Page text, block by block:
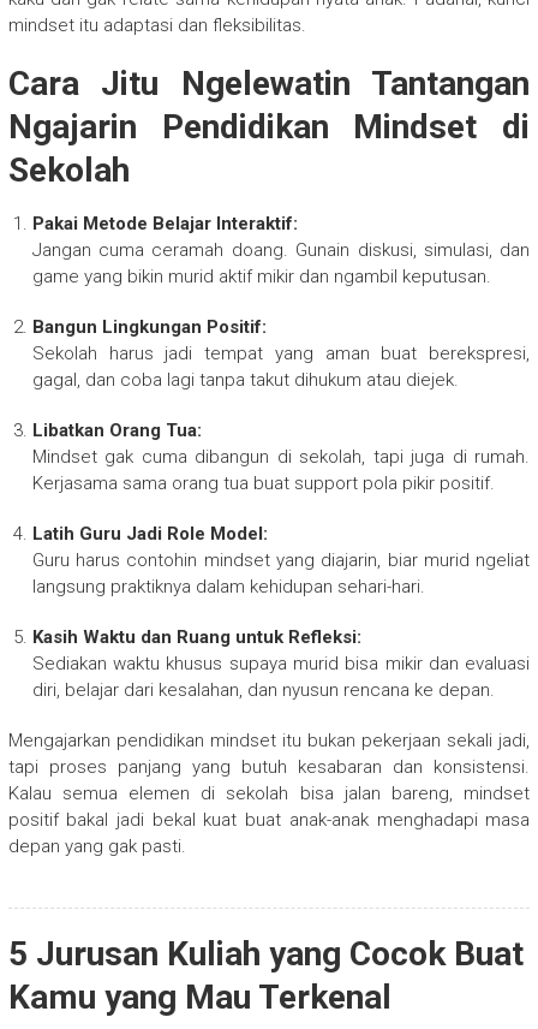
mindset itu adaptasi dan fleksibilitas.
Cara Jitu Ngelewatin Tantangan
Ngajarin Pendidikan Mindset di
Sekolah
Pakai Metode Belajar Interaktif:
Jangan cuma ceramah doang. Gunain diskusi, simulasi, dan
game yang bikin murid aktif mikir dan ngambil keputusan.
Bangun Lingkungan Positif:
Sekolah harus jadi tempat yang aman buat berekspresi,
gagal, dan coba lagi tanpa takut dihukum atau diejek.
Libatkan Orang Tua:
Mindset gak cuma dibangun di sekolah, tapi juga di rumah.
Kerjasama sama orang tua buat support pola pikir positif.
Latih Guru Jadi Role Model:
Guru harus contohin mindset yang diajarin, biar murid ngeliat
langsung praktiknya dalam kehidupan sehari-hari.
Kasih Waktu dan Ruang untuk Refleksi:
Sediakan waktu khusus supaya murid bisa mikir dan evaluasi
diri, belajar dari kesalahan, dan nyusun rencana ke depan.
Mengajarkan pendidikan mindset itu bukan pekerjaan sekali jadi,
tapi proses panjang yang butuh kesabaran dan konsistensi.
Kalau semua elemen di sekolah bisa jalan bareng, mindset
positif bakal jadi bekal kuat buat anak-anak menghadapi masa
depan yang gak pasti.
5 Jurusan Kuliah yang Cocok Buat
Kamu yang Mau Terkenal